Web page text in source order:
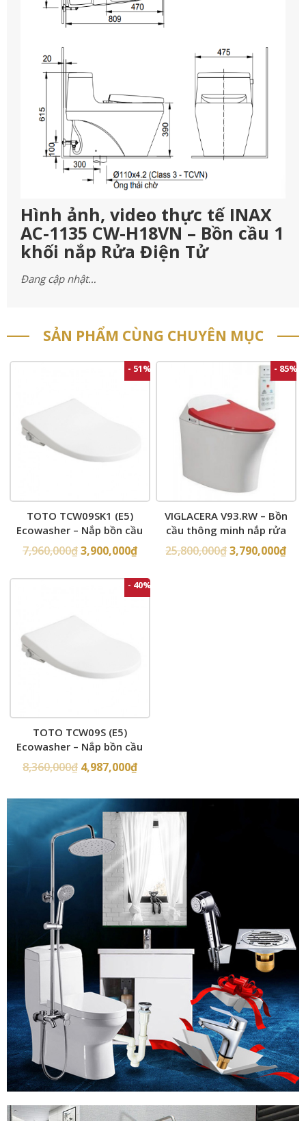
Hình ảnh, video thực tế INAX
AC-1135 CW-H18VN – Bồn cầu 1
khối nắp Rửa Điện Tử
Đang cập nhật…
SẢN PHẨM CÙNG CHUYÊN MỤC
- 51%
TOTO TCW09SK1 (E5)
Ecowasher – Nắp bồn cầu
rửa cơ
7,960,000₫3,900,000₫
- 85%
VIGLACERA V93.RW – Bồn
cầu thông minh nắp rửa
điện tử
25,800,000₫3,790,000₫
- 40%
TOTO TCW09S (E5)
Ecowasher – Nắp bồn cầu
rửa cơ
8,360,000₫ 4,987,000₫